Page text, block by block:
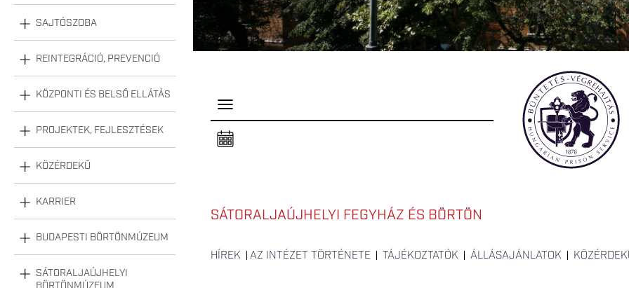
SAJTÓSZOBA
REINTEGRÁCIÓ, PREVENCIÓ
KÖZPONTI ÉS BELSŐ ELLÁTÁS
PROJEKTEK, FEJLESZTÉSEK
KÖZÉRDEKŰ
KARRIER
BUDAPESTI BÖRTÖNMÚZEUM
SÁTORALJAÚJHELYI
P
e
l
s
a
SÁTORALJAÚJHELYI FEGYHÁZ ÉS BÖRTÖN
HÍREK AZ INTÉZET TÖRTÉNETE TÁJÉKOZTATÓK ÁLLÁSAJÁNLATOK